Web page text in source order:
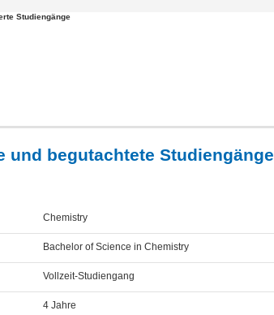
Studiengänge
und begutachtete Studiengänge
Chemistry
Bachelor of Science in Chemistry
Vollzeit-Studiengang
4 Jahre